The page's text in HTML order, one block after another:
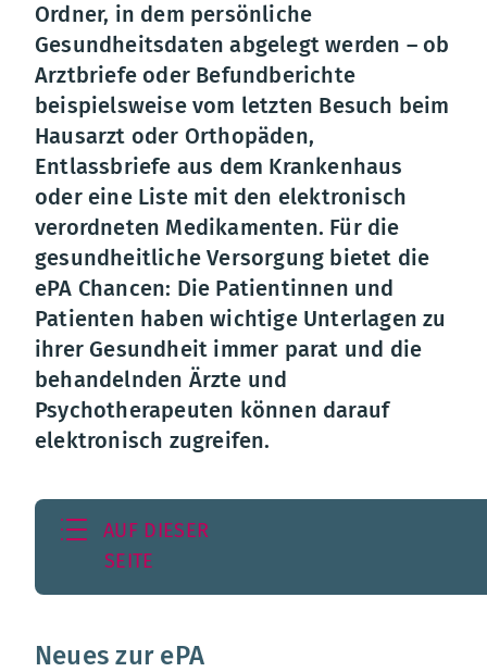
Ordner, in dem persönliche
Gesundheitsdaten abgelegt werden – ob
Arztbriefe oder Befundberichte
beispielsweise vom letzten Besuch beim
Hausarzt oder Orthopäden,
Entlassbriefe aus dem Krankenhaus
oder eine Liste mit den elektronisch
verordneten Medikamenten. Für die
gesundheitliche Versorgung bietet die
ePA Chancen: Die Patientinnen und
Patienten haben wichtige Unterlagen zu
ihrer Gesundheit immer parat und die
behandelnden Ärzte und
Psychotherapeuten können darauf
elektronisch zugreifen.
AUF DIESER
SEITE
Neues zur ePA